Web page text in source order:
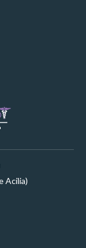
Acilia)